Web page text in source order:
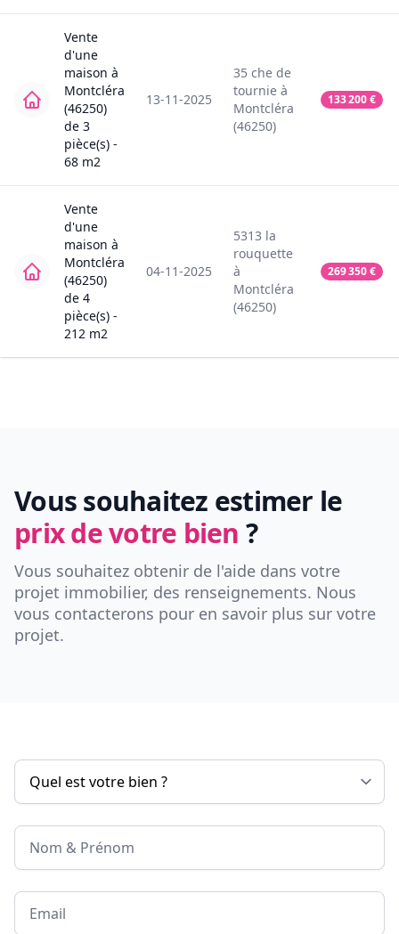
Vente
d'une
maison à
Montcléra
(46250)
de 3
pièce(s) -
68 m2
13-11-2025
35 che de
tournie à
Montcléra
(46250)
133 200€
Vente
d'une
maison à
Montcléra
(46250)
de 4
pièce(s) -
212 m2
04-11-2025
5313 la
rouquette
à
Montcléra
(46250)
269 350€
Vous souhaitez estimer le
prix de votre bien ?
Vous souhaitez obtenir de l'aide dans votre
projet immobilier, des renseignements. Nous
vous contacterons pour en savoir plus sur votre
projet.
Nom & Prénom
Email